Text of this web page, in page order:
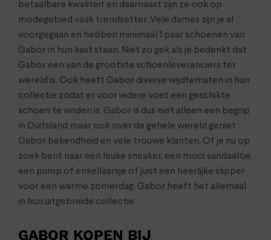
betaalbare kwaliteit en daarnaast zijn ze ook op
modegebied vaak trendsetter. Vele dames zijn je al
voorgegaan en hebben minimaal 1 paar schoenen van
Gabor in hun kast staan. Niet zo gek als je bedenkt dat
Gabor een van de grootste schoenleveranciers ter
wereld is. Ook heeft Gabor diverse wijdtematen in hun
collectie zodat er voor iedere voet een geschikte
schoen te vinden is. Gabor is dus niet alleen een begrip
in Duitsland maar ook over de gehele wereld geniet
Gabor bekendheid en vele trouwe klanten. Of je nu op
zoek bent naar een leuke sneaker, een mooi sandaaltje,
een pump of enkellaarsje of juist een heerlijke slipper
voor een warme zomerdag. Gabor heeft het allemaal
in hun uitgebreide collectie.
GABOR KOPEN BIJ